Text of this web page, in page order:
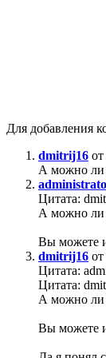
Для добавления
dmitrij16
А можно ли
Цитата:
А можно ли
Вы можете
dmitrij16
Цитата:
Цитата:
А можно ли
Вы можете